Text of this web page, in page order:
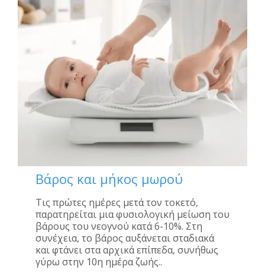
Βάρος και μήκος μωρού
Τις πρώτες ημέρες μετά τον τοκετό,
παρατηρείται μια φυσιολογική μείωση του
βάρους του νεογνού κατά 6-10%. Στη
συνέχεια, το βάρος αυξάνεται σταδιακά
και φτάνει στα αρχικά επίπεδα, συνήθως
γύρω στην 10η ημέρα ζωής..